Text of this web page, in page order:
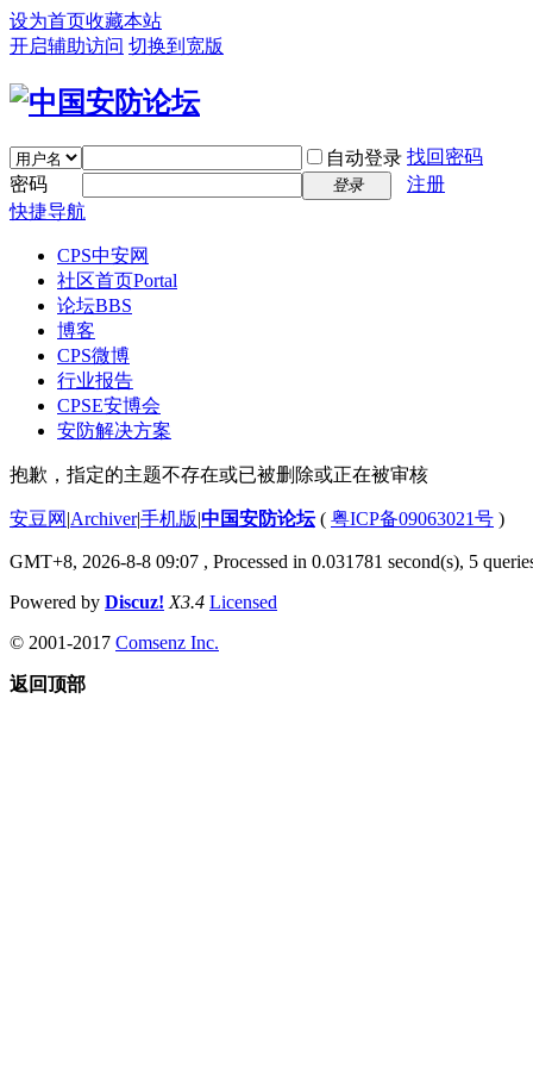
设为首页收藏本站
开启辅助访问 切换到宽版
自动登录 找回密码
密码
登录
注册
快捷导航
CPS中安网
社区首页Portal
论坛BBS
博客
CPS微博
行业报告
CPSE安博会
安防解决方案
抱歉，指定的主题不存在或已被删除或正在被审核
安豆网 |Archiver|手机版|中国安防论坛( 粤ICP备09063021号 )
GMT+8, 2026-8-8 09:07 , Processed in 0.031781 second(s), 5
Powered by Discuz! X3.4 Licensed
© 2001-2017 Comsenz Inc.
返回顶部